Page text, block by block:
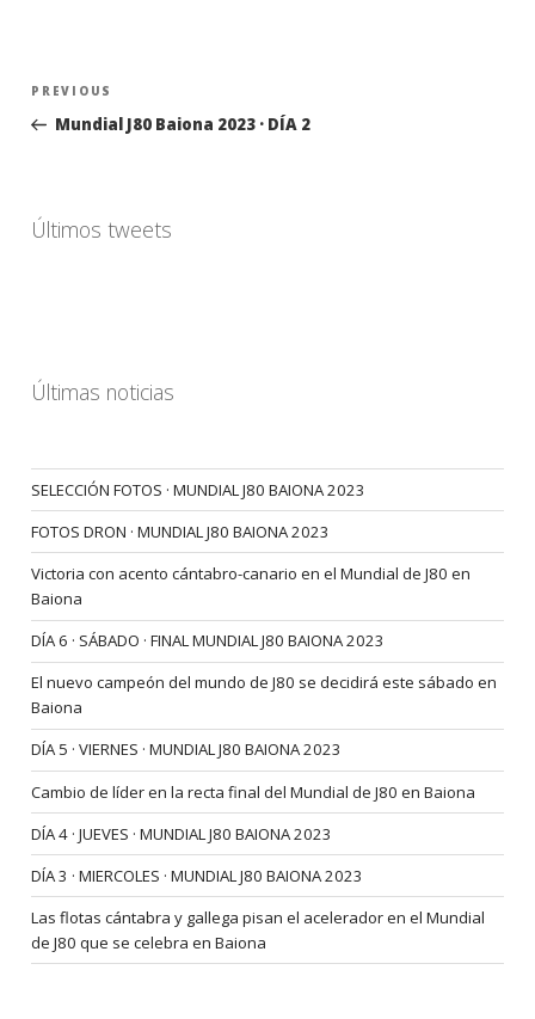
Navegación
entradas
Previous
Post
PREVIOUS
Mundial J80 Baiona 2023 · DÍA 2
Últimos tweets
Últimas noticias
SELECCIÓN FOTOS · MUNDIAL J80 BAIONA 2023
FOTOS DRON · MUNDIAL J80 BAIONA 2023
Victoria con acento cántabro-canario en el Mundial de J80 en
Baiona
DÍA 6 · SÁBADO · FINAL MUNDIAL J80 BAIONA 2023
El nuevo campeón del mundo de J80 se decidirá este sábado en
Baiona
DÍA 5 · VIERNES · MUNDIAL J80 BAIONA 2023
Cambio de líder en la recta final del Mundial de J80 en Baiona
DÍA 4 · JUEVES · MUNDIAL J80 BAIONA 2023
DÍA 3 · MIERCOLES · MUNDIAL J80 BAIONA 2023
Las flotas cántabra y gallega pisan el acelerador en el Mundial
de J80 que se celebra en Baiona